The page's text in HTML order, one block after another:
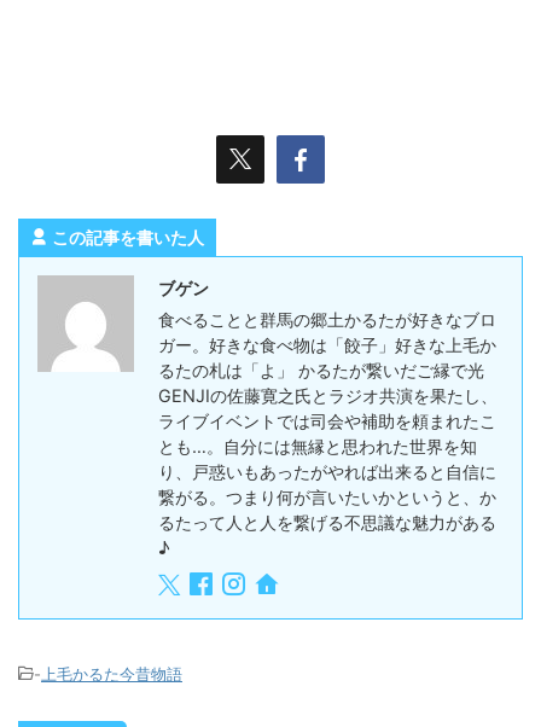
この記事を書いた人
ブゲン
食べることと群馬の郷土かるたが好きなブロ
ガー。好きな食べ物は「餃子」好きな上毛か
るたの札は「よ」 かるたが繋いだご縁で光
GENJIの佐藤寛之氏とラジオ共演を果たし、
ライブイベントでは司会や補助を頼まれたこ
とも…。自分には無縁と思われた世界を知
り、戸惑いもあったがやれば出来ると自信に
繋がる。つまり何が言いたいかというと、か
るたって人と人を繋げる不思議な魅力がある
♪
- 上毛かるた今昔物語